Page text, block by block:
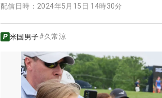
配信日時： 2024年5月15日 14時30分
米国男子#久常涼